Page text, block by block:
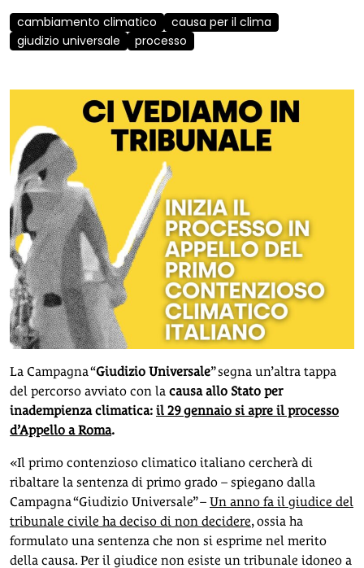
cambiamento climatico
causa per il clima
giudizio universale
processo
La Campagna “Giudizio Universale” segna un’altra tappa
del percorso avviato con la causa allo Stato per
inadempienza climatica: il 29 gennaio si apre il processo
d’Appello a Roma.
«Il primo contenzioso climatico italiano cercherà di
ribaltare la sentenza di primo grado – spiegano dalla
Campagna “Giudizio Universale” – Un anno fa il giudice del
tribunale civile ha deciso di non decidere, ossia ha
formulato una sentenza che non si esprime nel merito
della causa. Per il giudice non esiste un tribunale idoneo a